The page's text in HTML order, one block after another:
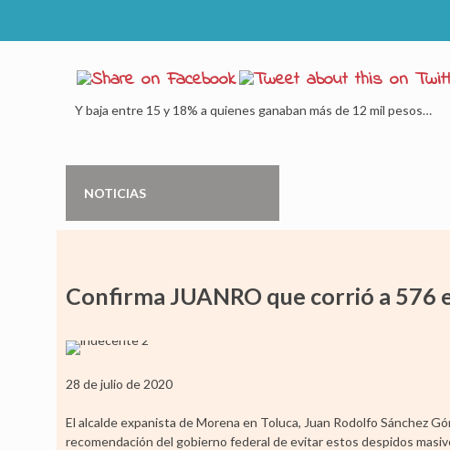
Y baja entre 15 y 18% a quienes ganaban más de 12 mil pesos…
NOTICIAS
Confirma JUANRO que corrió a 576
28 de julio de 2020
El alcalde expanista de Morena en Toluca, Juan Rodolfo Sánchez
recomendación del gobierno federal de evitar estos despidos